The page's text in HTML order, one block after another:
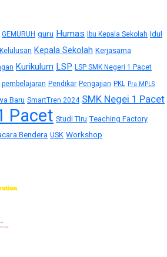
GEMURUH guru Humas Ibu Kepala Sekolah Idul
Kelulusan Kepala Sekolah Kerjasama
Kurikulum LSP LSP SMK Negeri 1 Pacet
pembelajaran Pendikar Pengajian PKL Pra MPLS
Baru SmartTren 2024 SMK Negei 1 Pacet
Pacet Studi TIru Teaching Factory
Bendera USK Workshop